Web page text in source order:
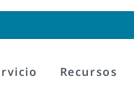
Recursos